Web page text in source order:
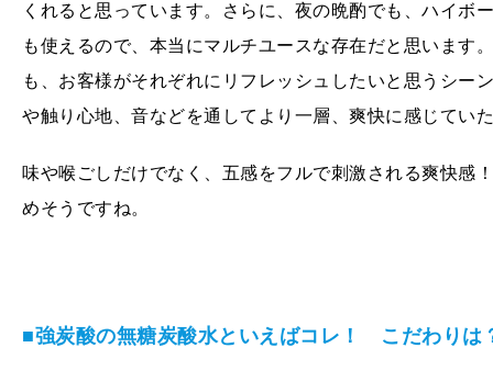
くれると思っています。さらに、夜の晩酌でも、ハイボ
も使えるので、本当にマルチユースな存在だと思います
も、お客様がそれぞれにリフレッシュしたいと思うシー
や触り心地、音などを通してより一層、爽快に感じてい
味や喉ごしだけでなく、五感をフルで刺激される爽快
めそうですね。
■強炭酸の無糖炭酸水といえばコレ！ こだわりは